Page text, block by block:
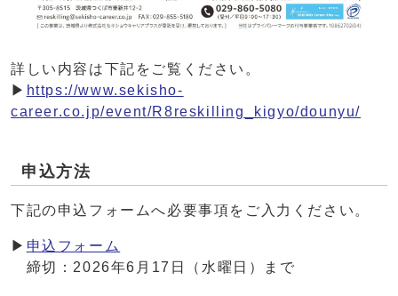
詳しい内容は下記をご覧ください。
▶ https://www.sekisho-
career.co.jp/event/R8reskilling_kigyo/dounyu/
申込方法
下記の申込フォームへ必要事項をご入力ください。
▶ 申込フォーム
締切：2026年6月17日（水曜日）まで